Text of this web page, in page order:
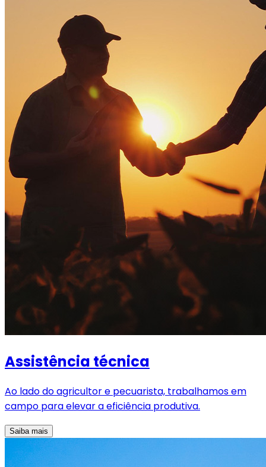
Assistência técnica
Ao lado do agricultor e pecuarista, trabalhamos em
campo para elevar a eficiência produtiva.
Saiba mais